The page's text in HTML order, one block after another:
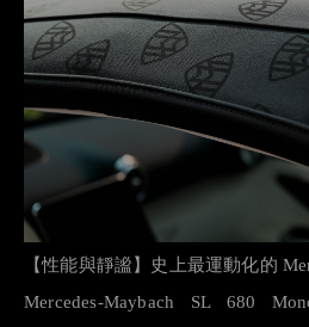
【性能與靜謐】史上最運動化的
Mercedes-Maybach SL 680